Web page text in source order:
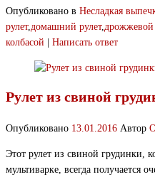
Опубликовано в Несладкая
рулет,домашний рулет,дрожжевой
колбасой
Написать ответ
Рулет из свиной
Опубликовано 13.01.2016 Автор
Этот рулет из свиной грудинки,
мультиварке, всегда получается